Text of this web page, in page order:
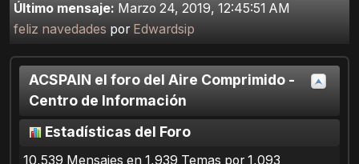
Último mensaje: Marzo 24, 2019, 12:45:51 AM
feliz navedades por Edwardsip
ACSPAIN el foro del Aire Comprimido -
Centro de Información
Estadísticas del Foro
10,539 Mensajes en 1,939 Temas por 1,093